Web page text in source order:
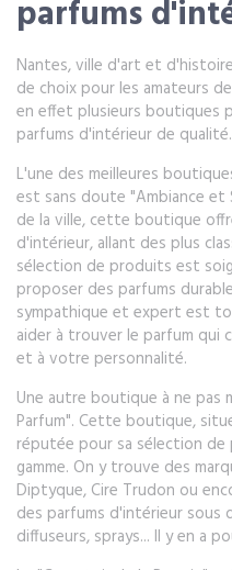
parfums
Nantes, ville d'art et
de choix pour les amateurs
en effet plusieurs boutiques
parfums d'intérieur de qualité.
L'une des meilleures
est sans doute "Ambiance
de la ville, cette boutique
d'intérieur, allant des plus
sélection de produits est
proposer des parfums
sympathique et expert est
aider à trouver le parfum qui
et à votre personnalité.
Une autre boutique à ne pas
Parfum". Cette boutique,
réputée pour sa sélection
gamme. On y trouve des
Diptyque, Cire Trudon ou
des parfums d'intérieur sous
diffuseurs, sprays... Il y en a